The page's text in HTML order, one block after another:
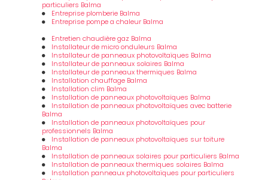
particuliers Balma
Entreprise plomberie Balma
Entreprise pompe a chaleur Balma
Entretien chaudière gaz Balma
Installateur de micro onduleurs Balma
Installateur de panneaux photovoltaïques Balma
Installateur de panneaux solaires Balma
Installateur de panneaux thermiques Balma
Installation chauffage Balma
Installation clim Balma
Installation de panneaux photovoltaïques Balma
Installation de panneaux photovoltaïques avec batterie
Balma
Installation de panneaux photovoltaïques pour
professionnels Balma
Installation de panneaux photovoltaïques sur toiture
Balma
Installation de panneaux solaires pour particuliers Balma
Installation de panneaux thermiques solaires Balma
Installation panneaux photovoltaïques pour particuliers